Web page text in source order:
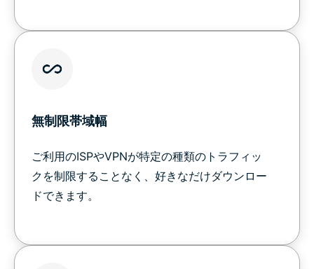
無制限帯域幅
ご利用のISPやVPNが特定の種類のトラフィッ
クを制限することなく、好きなだけダウンロー
ドできます。